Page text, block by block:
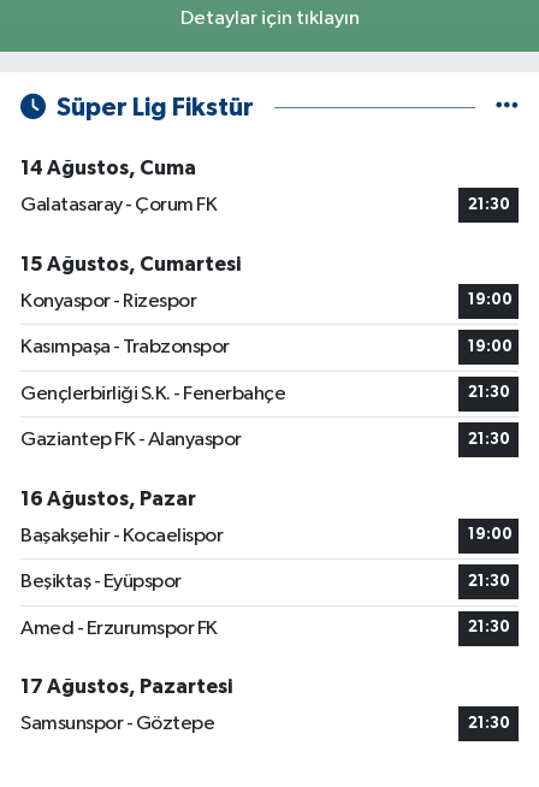
Detaylar için tıklayın
Süper Lig Fikstür
14 Ağustos, Cuma
Galatasaray - Çorum FK
21:30
15 Ağustos, Cumartesi
Konyaspor - Rizespor
19:00
Kasımpaşa - Trabzonspor 19:00
Gençlerbirliği S.K. - Fenerbahçe 21:30
Gaziantep FK - Alanyaspor 21:30
16 Ağustos, Pazar
Başakşehir - Kocaelispor
19:00
Beşiktaş - Eyüpspor 21:30
Amed - Erzurumspor FK 21:30
17 Ağustos, Pazartesi
Samsunspor - Göztepe
21:30